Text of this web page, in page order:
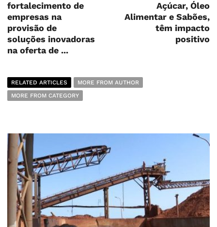
fortalecimento de
empresas na
provisão de
soluções inovadoras
na oferta de ...
Açúcar, Óleo
Alimentar e Sabões,
têm impacto
positivo
RELATED ARTICLES
MORE FROM AUTHOR
MORE FROM CATEGORY